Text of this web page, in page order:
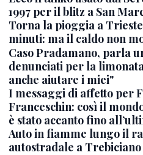
1997 per il blitz a San
Torna la pioggia a
minuti: ma il caldo non
Caso Pradamano, parla
denunciati per la
anche aiutare i miei"
I messaggi di affetto per
Franceschin: così il
è stato accanto fino
Auto in fiamme lungo il
autostradale a Trebiciano